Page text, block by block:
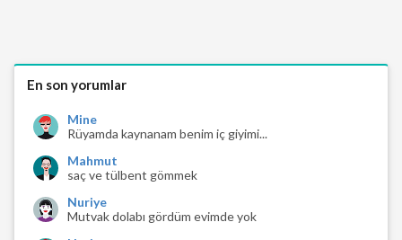
En son yorumlar
Mine
Rüyamda kaynanam benim iç giyimi...
Mahmut
saç ve tülbent gömmek
Nuriye
Mutvak dolabı gördüm evimde yok